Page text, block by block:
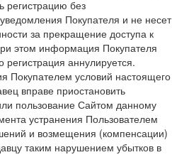
регистрацию без
Покупателя и не несет
за прекращение доступа к
этом информация Покупателя
регистрация аннулируется.
Покупателем условий настоящего
вправе приостановить
пользование Сайтом данному
устранения Пользователем
и возмещения (компенсации)
таким нарушением убытков в